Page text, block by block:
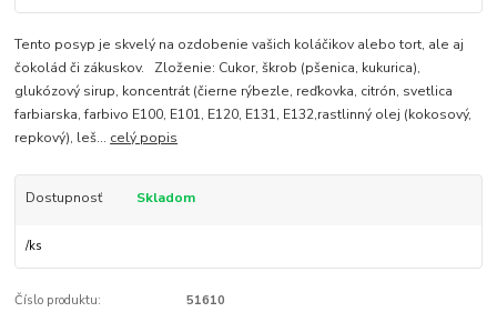
Tento posyp je skvelý na ozdobenie vašich koláčikov alebo tort, ale aj
čokolád či zákuskov. Zloženie: Cukor, škrob (pšenica, kukurica),
glukózový sirup, koncentrát (čierne rýbezle, reďkovka, citrón, svetlica
farbiarska, farbivo E100, E101, E120, E131, E132,rastlinný olej (kokosový,
repkový), leš... celý popis
Dostupnosť Skladom
/ks
Číslo produktu: 51610